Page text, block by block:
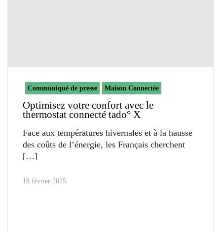
Communiqué de presse Maison Connectée
Optimisez votre confort avec le
thermostat connecté tado° X
Face aux températures hivernales et à la hausse
des coûts de l’énergie, les Français cherchent
18 février 2025